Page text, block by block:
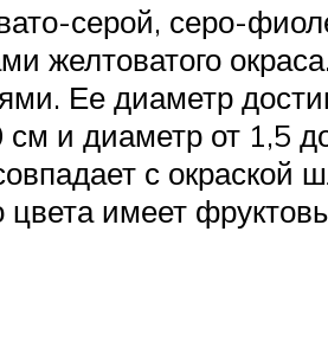
серой, серо-
желтоватого
Ее диаметр
и диаметр от 1,5
с окраской
имеет